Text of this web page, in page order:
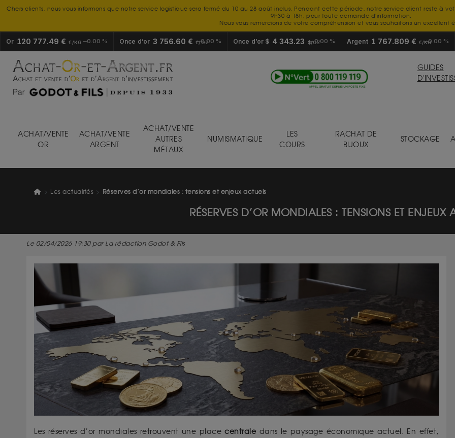
Chers clients, nous vous informons que notre service logistique sera fermé du 10 au 28 août inclus. Pendant cette période, notre service client reste à
9h30 à 18h, pour toute demande d'information.
Nous vous remercions de votre compréhension et vous souhaitons un excellent
Or 120 777.49 € €/KG 0.00 % Once d’or 3 756.60 € €/OZ
0.00 % Once d’or $ 4 343.23 $/OZ0.00 % Argent 1 767.809 € €/KG0.00 %
GUIDES
ACHAT/VENTE
OR
ACHAT/VENTE
ARGENT
ACHAT/VENTE
AUTRES
MÉTAUX
NUMISMATIQUE
LES
COURS
RACHAT DE
BIJOUX
STOCKAGE
Les actualités Réserves d’or mondiales : tensions et enjeux actuels
RÉSERVES D’OR MONDIALES : TENSIONS ET ENJEUX
Le 02/04/2026 19:30 par La rédaction Godot & Fils
Les réserves d’or mondiales retrouvent une placecentrale dans le paysage économique actuel. En effet,